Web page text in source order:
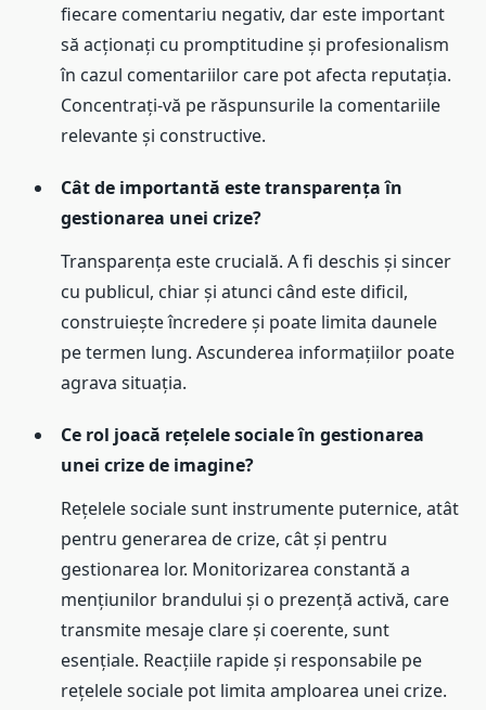
fiecare comentariu negativ, dar este important
să acționați cu promptitudine și profesionalism
în cazul comentariilor care pot afecta reputația.
Concentrați-vă pe răspunsurile la comentariile
relevante și constructive.
Cât de importantă este transparența în
gestionarea unei crize?
Transparența este crucială. A fi deschis și sincer
cu publicul, chiar și atunci când este dificil,
construiește încredere și poate limita daunele
pe termen lung. Ascunderea informațiilor poate
agrava situația.
Ce rol joacă rețelele sociale în gestionarea
unei crize de imagine?
Rețelele sociale sunt instrumente puternice, atât
pentru generarea de crize, cât și pentru
gestionarea lor. Monitorizarea constantă a
mențiunilor brandului și o prezență activă, care
transmite mesaje clare și coerente, sunt
esențiale. Reacțiile rapide și responsabile pe
rețelele sociale pot limita amploarea unei crize.